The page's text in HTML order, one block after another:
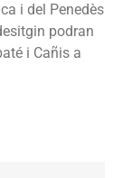
i del Penedès
podran
i Cañis a